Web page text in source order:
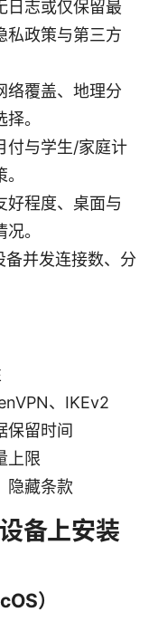
日志或仅保留最
私政策与第三方
络覆盖、地理分
。
付与学生/家庭计
好程度、桌面与
。
并发连接数、分
、IKEv2
保留时间
上限
隐藏条款
备上安装
）